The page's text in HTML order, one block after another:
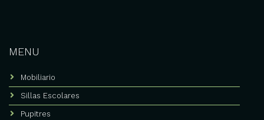
MENU
Mobiliario
Sillas Escolares
Pupitres